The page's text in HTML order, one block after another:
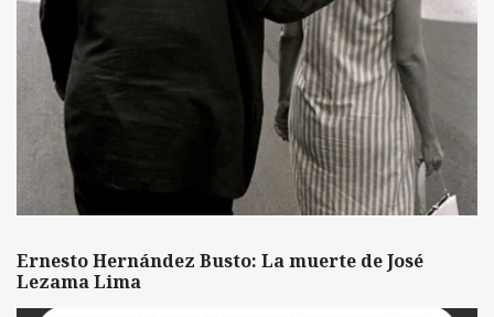
Ernesto Hernández Busto: La muerte de José
Lezama Lima